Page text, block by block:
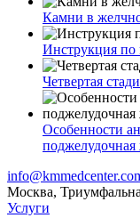
Камни в
Инструкция по
Четвертая
Особенности
поджелудочная
Москва,
Услуги